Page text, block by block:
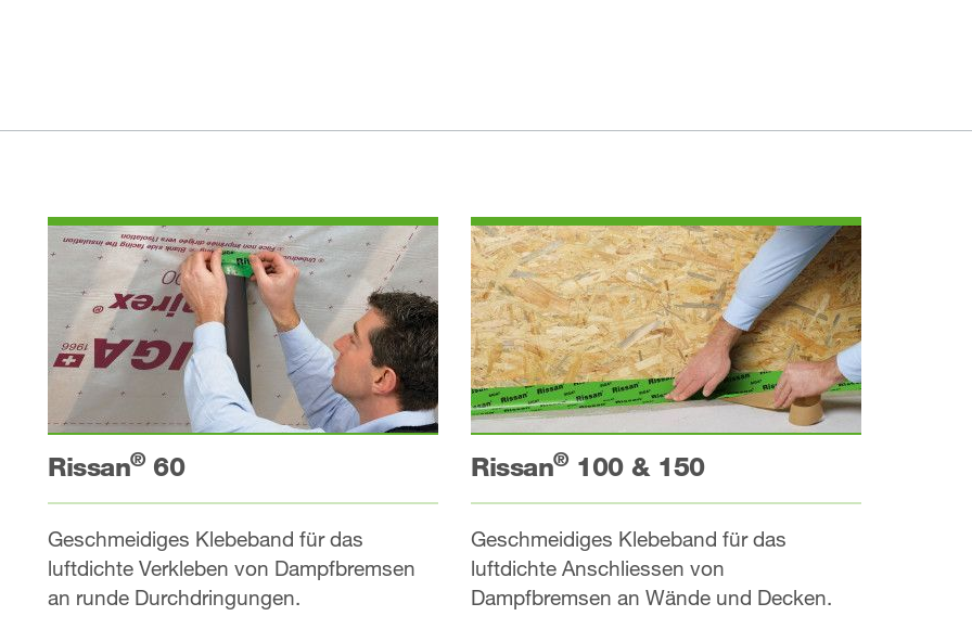
Rissan®60
Geschmeidiges Klebeband für das
luftdichte Verkleben von Dampfbremsen
an runde Durchdringungen.
Rissan®100 & 150
Geschmeidiges Klebeband für das
luftdichte Anschliessen von
Dampfbremsen an Wände und Decken.